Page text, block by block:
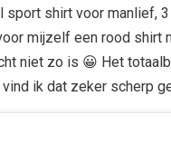
sport shirt voor manlief,
mijzelf een rood shirt
niet zo is 😀 Het
ik dat zeker scherp